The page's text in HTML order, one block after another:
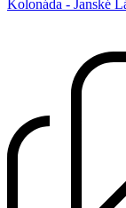
Kolonáda - Janské